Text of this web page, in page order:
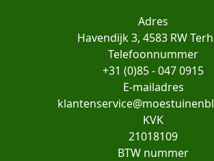
Adres
Havendijk 3, 4583 RW
Telefoonnummer
+31 (0)85 - 047 0915
E-mailadres
KVK
21018109
BTW nummer